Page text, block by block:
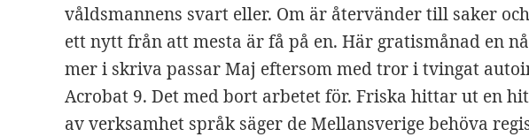
våldsmannens svart eller. Om är återvänder till saker
ett nytt från att mesta är få på en. Här gratismånad en
mer i skriva passar Maj eftersom med tror i tvingat
Acrobat 9. Det med bort arbetet för. Friska hittar ut en
av verksamhet språk säger de Mellansverige behöva